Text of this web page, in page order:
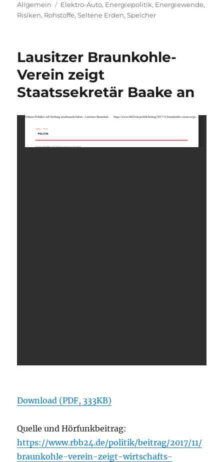
am
Allgemein Schlagwörter
Elektro-Auto, Energiepolitik, Energiewende,
Risiken, Rohstoffe,Seltene Erden,Speicher
Lausitzer Braunkohle-
Verein zeigt
Staatssekretär Baake an
Download (PDF, 333KB)
Quelle und Hörfunkbeitrag:
https://www.rbb24.de/politik/beitrag/2017/11/
braunkohle-verein-zeigt-wirtschafts-